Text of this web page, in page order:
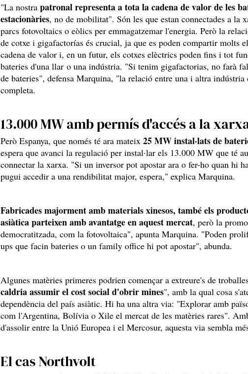
"La nostra patronal representa a tota la cadena de valor de les
estacionàries, no de mobilitat". Són les que estan connectades a la
parcs fotovoltaics o eòlics per emmagatzemar l'energia. Però la
de cotxe i gigafactorías és crucial, ja que es poden compartir molts
cadena de valor i, en un futur, els cotxes elèctrics poden fins i tot
bateries d'una llar o una indústria. "Si tenim gigafactorias, no farà
de bateries", defensa Marquina, "la relació entre una i altra indústria
completa.
13.000 MW amb permís d'accés a la
Però Espanya, que només té ara mateix 25 MW instal·lats de
espera que avanci la regulació per instal·lar els 13.000 MW que té
connectar la xarxa. "Si un inversor pot apostar ara o fer-ho quan hi
pugui accedir a una rendibilitat major, espera," explica Marquina.
Fabricades majorment amb materials xinesos, també els
asiàtica parteixen amb avantatge en aquest mercat, però la
democratitzada, com la fotovoltaica", apunta Marquina. "Poden
ups que facin bateries o un family office hi pot apostar", abunda.
Algunes matèries primeres podrien començar a extreure's de
caldria assumir el cost social d'obrir mines", amb la qual cosa
dependència del país asiàtic. Hi ha una altra via: "Explorar amb
com l'Argentina, Bolívia o Xile el mercat de les matèries rares".
d'assolir entre la Unió Europea i el Mercosur, aquesta via sembla
El cas Northvolt